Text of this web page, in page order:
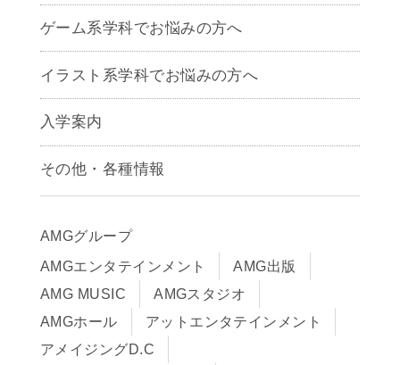
ゲームクリエイター学科
CG学科
アニメーション学科
声優学科
ゲーム系学科でお悩みの方へ
イラスト系学科でお悩みの方へ
入学案内
募集要項
早期出願制度・AOエントリー
入学までの流れ
学費サポート・各種制度
学費について
Q&A
その他・各種情報
アクセス
サイトポリシー
在校生・保護者の方へ
卒業生の皆様へ
AMGグループ
AMGエンタテインメント
AMG出版
AMG MUSIC
AMGスタジオ
AMGホール
アットエンタテインメント
アメイジングD.C